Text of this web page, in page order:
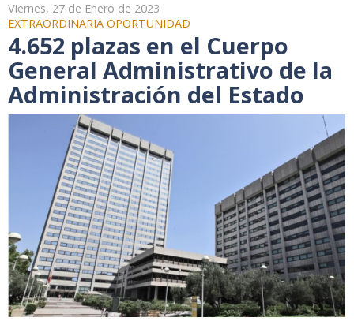
Viernes, 27 de Enero de 2023
EXTRAORDINARIA OPORTUNIDAD
4.652 plazas en el Cuerpo
General Administrativo de la
Administración del Estado